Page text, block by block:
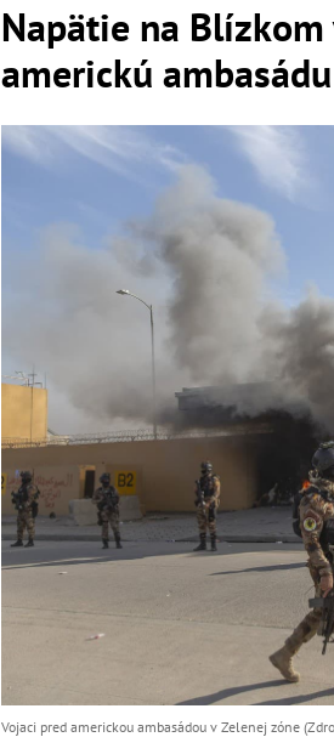
Napätie na
americkú
Vojaci pred americkou ambasádou v Zelenej zóne